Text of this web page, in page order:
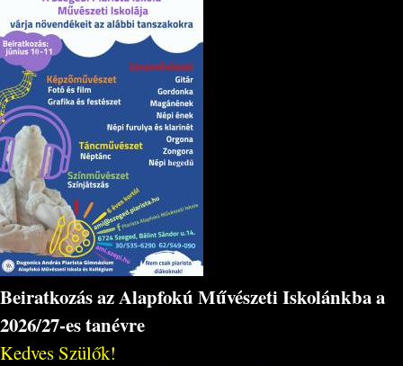
Beiratkozás az Alapfokú Művészeti Iskolánkba a
2026/27-es tanévre
Kedves Szülők!